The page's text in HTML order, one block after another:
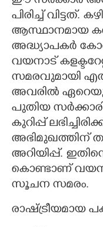
പിരിച്ച് വിട്ടത്.
ആസ്ഥാനമായ
അദ്ധ്യാപകർ
വയനാട്
സമരവുമായി
അവരിൽ
പുതിയ
കുറിപ്പ്
അഭിമുഖത്തിന്
അറിയിപ്പ്.
കൊണ്ടാണ്
സൂചന സമരം.
രാഷ്ട്രീയമായ